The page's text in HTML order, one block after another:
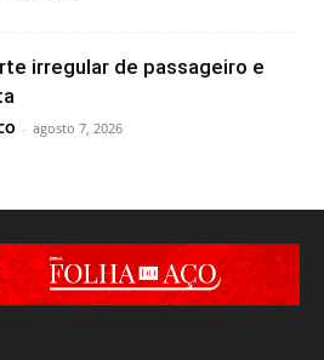
irregular de passageiro e
- agosto 7, 2026